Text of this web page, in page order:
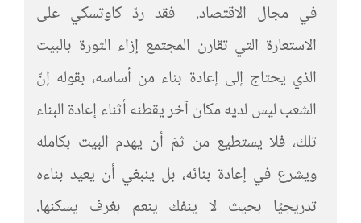
في مجال الاقتصاد. فقد ردّ كاوتسكي على
الاستعارة التي تقارن المجتمع إزاء الثورة بالبيت
الذي يحتاج إلى إعادة بناء من أساسه، بقوله إنّ
الشعب ليس لديه مكان آخر يقطنه أثناء إعادة البناء
تلك، فلا يستطيع من ثمّ أن يهدم البيت بكامله
ويشرع في إعادة بنائه، بل ينبغي أن يعيد بناءه
تدريجيًا بحيث لا ينفك ينعم بغرف يسكنها.